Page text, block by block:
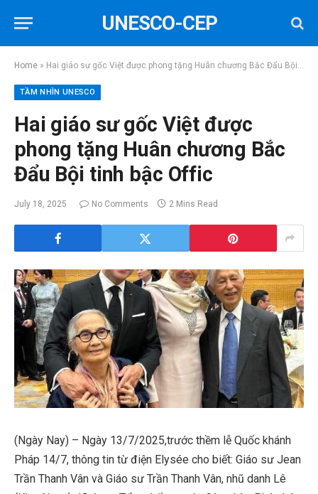
UNESCO-CEP
Home » Hai giáo sư gốc Việt được phong tặng Huân chương Bắc Đẩu Bội tinh bậc Offic
TẦM NHÌN UNESCO
Hai giáo sư gốc Việt được
phong tặng Huân chương Bắc
Đẩu Bội tinh bậc Offic
July 18, 2025 No Comments 2 Mins Read
(Ngày Nay) – Ngày 13/7/2025,trước thềm lễ Quốc khánh
Pháp 14/7, thông tin từ điện Elysée cho biết: Giáo sư Jean
Trần Thanh Vân và Giáo sư Trần Thanh Vân, nhũ danh Lê